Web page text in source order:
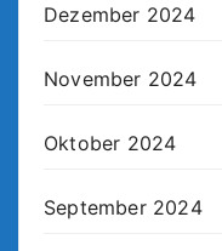
Dezember 2024
November 2024
Oktober 2024
September 2024